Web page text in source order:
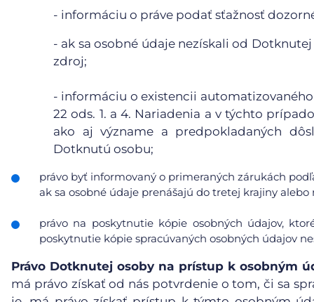
- informáciu o práve podať sťažnosť
- ak sa osobné údaje nezískali od
zdroj;
- informáciu o existencii
22 ods. 1. a 4. Nariadenia a v týchto
ako aj význame a predpokladaných
Dotknutú osobu;
právo byť informovaný o primeraných zárukách
ak sa osobné údaje prenášajú do tretej krajiny
právo na poskytnutie kópie osobných údajov,
poskytnutie kópie spracúvaných osobných údajov
Právo Dotknutej osoby na prístup k osobným
má právo získať od nás potvrdenie o tom, či sa